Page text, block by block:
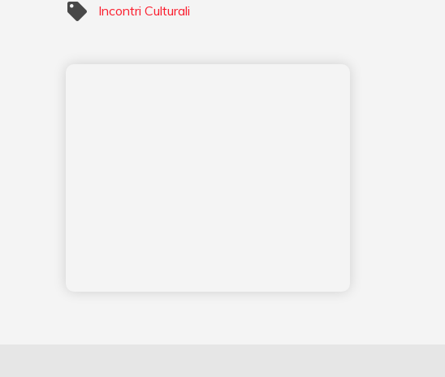
Incontri Culturali